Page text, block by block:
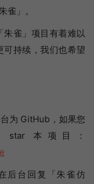
雀」。
朱雀」项目有着难以
持续，我们也希望
为 GitHub，如果您
本项目：
后台回复「朱雀仿